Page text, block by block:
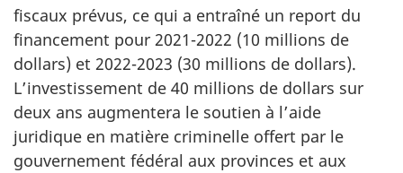
fiscaux prévus, ce qui a entraîné un report du
financement pour 2021-2022 (10 millions de
dollars) et 2022-2023 (30 millions de dollars).
L’investissement de 40 millions de dollars sur
deux ans augmentera le soutien à l’aide
juridique en matière criminelle offert par le
gouvernement fédéral aux provinces et aux